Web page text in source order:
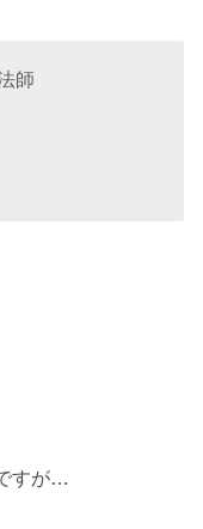
師
すが…